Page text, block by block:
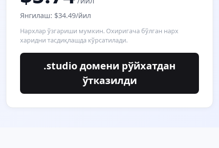
Янгилаш: $34.49/йил
Нархлар ўзгариши мумкин. Охиригача бўлган нарх
харидни тасдиқлашда кўрсатилади.
.studio домени рўйхатдан
ўтказилди